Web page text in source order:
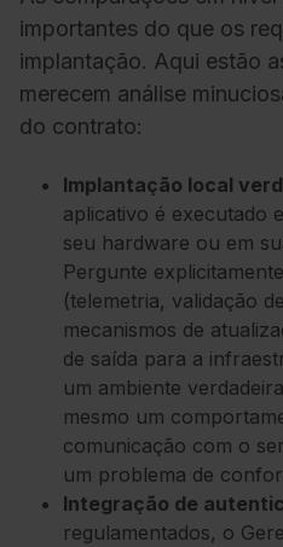
importantes do que os
implantação. Aqui estão
merecem análise
do contrato:
Implantação local
aplicativo é executado
seu hardware ou em
Pergunte
(telemetria, validação
mecanismos de
de saída para a
um ambiente
mesmo um
comunicação com o
um problema de
Integração de
regulamentados, o